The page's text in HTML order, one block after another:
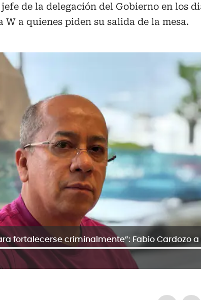
de la delegación del Gobierno en los
W a quienes piden su salida de la mesa.